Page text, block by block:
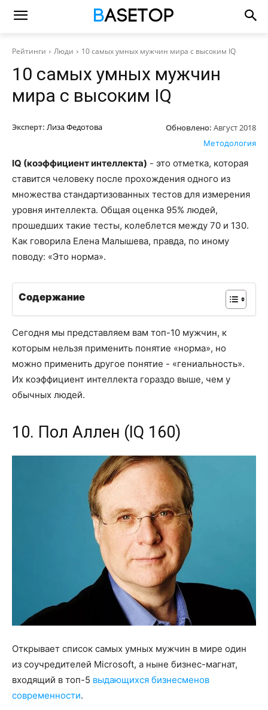
Рейтинги Люди 10 самых умных мужчин мира с высоким IQ
10 самых умных мужчин
мира с высоким IQ
Эксперт: Лиза Федотова Обновлено: Август 2018
Методология
IQ (коэффициент интеллекта) - это отметка, которая
ставится человеку после прохождения одного из
множества стандартизованных тестов для измерения
уровня интеллекта. Общая оценка 95% людей,
прошедших такие тесты, колеблется между 70 и 130.
Как говорила Елена Малышева, правда, по иному
поводу: «Это норма».
Содержание
Сегодня мы представляем вам топ-10 мужчин, к
которым нельзя применить понятие «норма», но
можно применить другое понятие - «гениальность».
Их коэффициент интеллекта гораздо выше, чем у
обычных людей.
10. Пол Аллен (IQ 160)
Открывает список самых умных мужчин в мире один
из соучредителей Microsoft, а ныне бизнес-магнат,
входящий в топ-5 выдающихся бизнесменов
современности.